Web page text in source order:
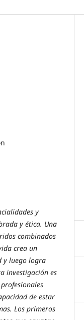
y
y ética. Una
combinados
crea un
y luego logra
investigación es
de estar
Los primeros